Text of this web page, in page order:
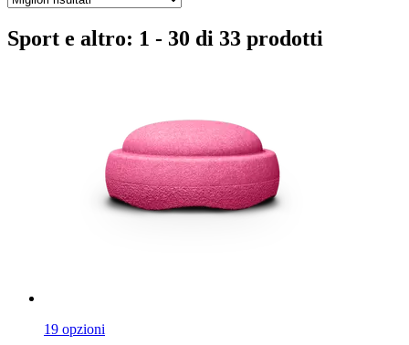
Sport e altro: 1 - 30 di 33 prodotti
19 opzioni